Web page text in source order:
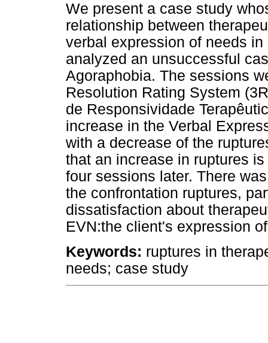
We present a case study
relationship between
verbal expression of needs
analyzed an unsuccessful
Agoraphobia. The sessions
Resolution Rating System
de Responsividade
increase in the Verbal
with a decrease of the
that an increase in ruptures
four sessions later. There
the confrontation ruptures,
dissatisfaction about
EVN:the client's expression
Keywords: ruptures in
needs; case study